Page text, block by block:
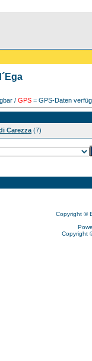
/ GPS = GPS-Daten
Carezza (7)
Copyright ©
Copyright